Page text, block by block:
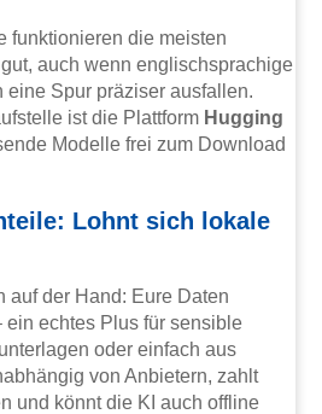
funktionieren die meisten
auch wenn englischsprachige
eine Spur präziser ausfallen.
ist die Plattform Hugging
Modelle frei zum Download
Lohnt sich lokale
auf der Hand: Eure Daten
ein echtes Plus für sensible
oder einfach aus
von Anbietern, zahlt
und könnt die KI auch offline